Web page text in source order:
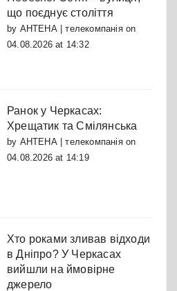
що поєднує століття
by АНТЕНА | телекомпаніяon
04.08.2026 at 14:32
Ранок у Черкасах:
Хрещатик та Смілянська
by АНТЕНА | телекомпаніяon
04.08.2026 at 14:19
Хто роками зливав відходи
в Дніпро? У Черкасах
вийшли на ймовірне
джерело